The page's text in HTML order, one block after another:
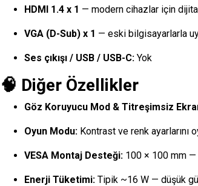
HDMI 1.4 x 1 — modern cihazlar için
VGA (D-Sub) x 1 — eski bilgisayarlarla
Ses çıkışı / USB / USB-C:Yok
🧠 Diğer Özellikler
Göz Koruyucu Mod & Titreşimsiz
Oyun Modu:Kontrast ve renk ayarlarını
VESA Montaj Desteği:100 × 100 mm —
Enerji Tüketimi:Tipik ~16 W — düşük